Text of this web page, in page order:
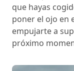
que hayas
poner el ojo en
empujarte a
próximo